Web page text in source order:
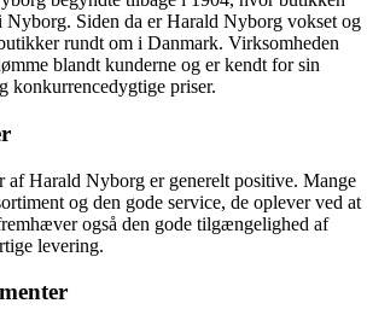
Nyborg. Siden da er Harald Nyborg vokset og
rundt om i Danmark. Virksomheden
blandt kunderne og er kendt for sin
konkurrencedygtige priser.
af Harald Nyborg er generelt positive. Mange
og den gode service, de oplever ved at
også den gode tilgængelighed af
levering.